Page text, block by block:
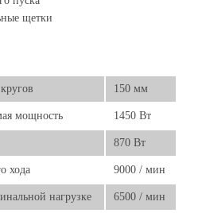
щетки
150 мм
мощность 1450 Вт
870 Вт
хода 9000 / мин
нагрузке 6500 / мин